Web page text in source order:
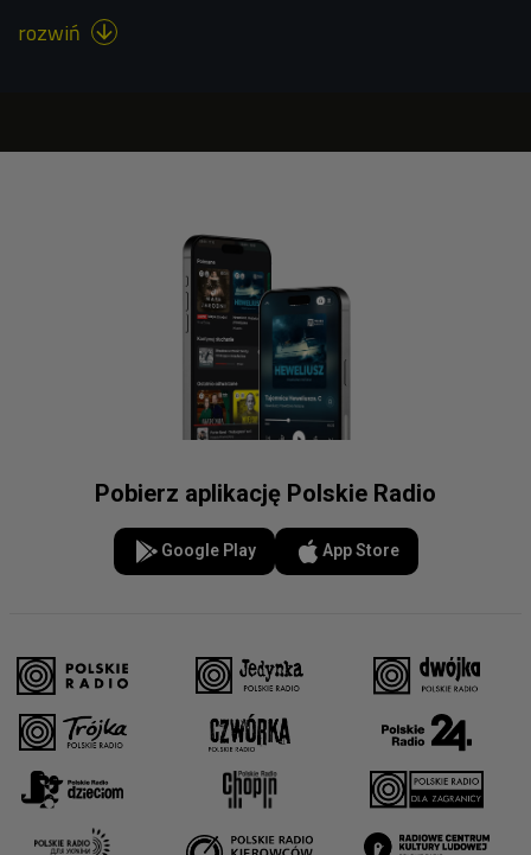
rozwiń 
Pobierz aplikację Polskie Radio
Google Play App Store